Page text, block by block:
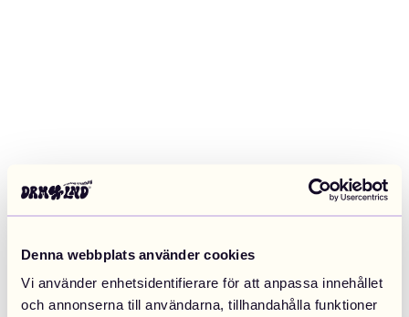
Denna webbplats använder cookies
Vi använder enhetsidentifierare för att anpassa innehållet
och annonserna till användarna, tillhandahålla funktioner